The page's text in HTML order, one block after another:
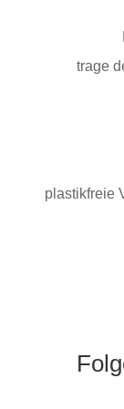
trage
plastikfreie